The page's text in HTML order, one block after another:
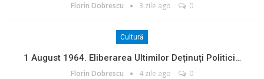
Florin Dobrescu 3 zile ago 0
Cultură
1 August 1964. Eliberarea Ultimilor Deținuți Politici…
Florin Dobrescu 4 zile ago 0